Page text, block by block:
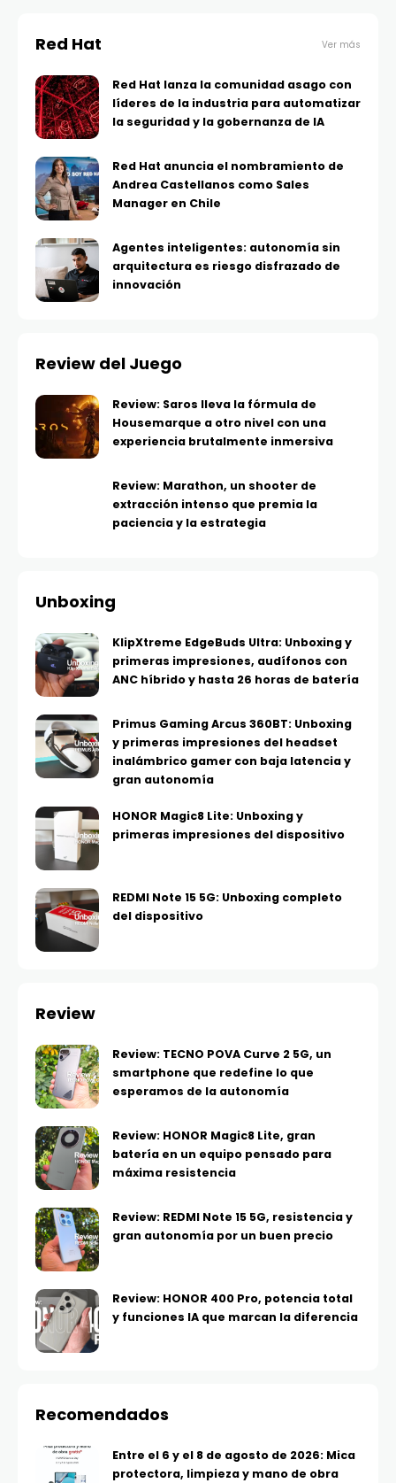
Red Hat Ver más
Red Hat lanza la comunidad asago con
líderes de la industria para automatizar
la seguridad y la gobernanza de IA
Red Hat anuncia el nombramiento de
Andrea Castellanos como Sales
Manager en Chile
Agentes inteligentes: autonomía sin
arquitectura es riesgo disfrazado de
innovación
Review del Juego
Review: Saros lleva la fórmula de
Housemarque a otro nivel con una
experiencia brutalmente inmersiva
Review: Marathon, un shooter de
extracción intenso que premia la
paciencia y la estrategia
Unboxing
KlipXtreme EdgeBuds Ultra: Unboxing y
primeras impresiones, audífonos con
ANC híbrido y hasta 26 horas de batería
Primus Gaming Arcus 360BT: Unboxing
y primeras impresiones del headset
inalámbrico gamer con baja latencia y
gran autonomía
HONOR Magic8 Lite: Unboxing y
primeras impresiones del dispositivo
REDMI Note 15 5G: Unboxing completo
del dispositivo
Review
Review: TECNO POVA Curve 2 5G, un
smartphone que redefine lo que
esperamos de la autonomía
Review: HONOR Magic8 Lite, gran
batería en un equipo pensado para
máxima resistencia
Review: REDMI Note 15 5G, resistencia y
gran autonomía por un buen precio
Review: HONOR 400 Pro, potencia total
y funciones IA que marcan la diferencia
Recomendados
Entre el 6 y el 8 de agosto de 2026: Mica
protectora, limpieza y mano de obra